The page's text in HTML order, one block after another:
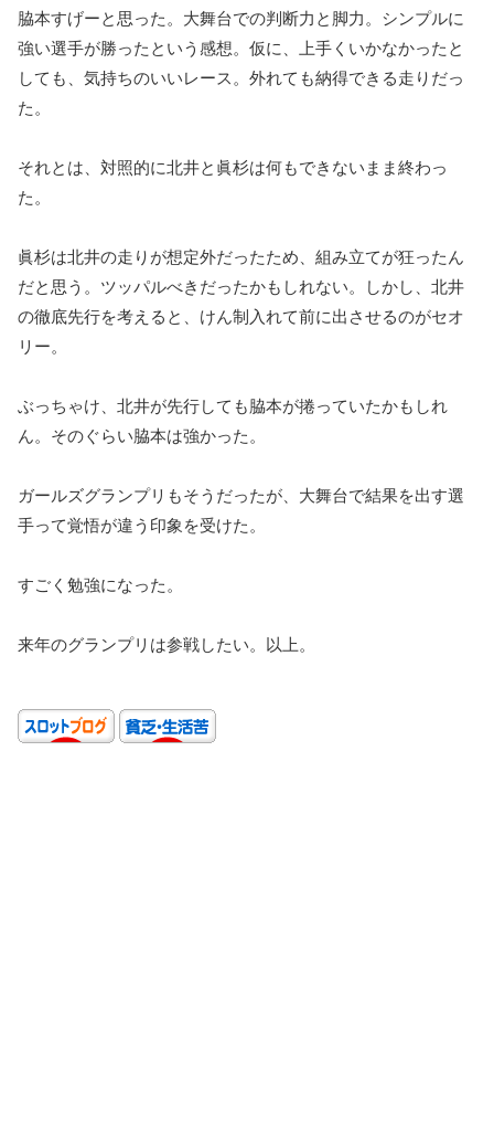
脇本すげーと思った。大舞台での判断力と脚力。シンプルに
強い選手が勝ったという感想。仮に、上手くいかなかったと
しても、気持ちのいいレース。外れても納得できる走りだっ
た。
それとは、対照的に北井と眞杉は何もできないまま終わっ
た。
眞杉は北井の走りが想定外だったため、組み立てが狂ったん
だと思う。ツッパルべきだったかもしれない。しかし、北井
の徹底先行を考えると、けん制入れて前に出させるのがセオ
リー。
ぶっちゃけ、北井が先行しても脇本が捲っていたかもしれ
ん。そのぐらい脇本は強かった。
ガールズグランプリもそうだったが、大舞台で結果を出す選
手って覚悟が違う印象を受けた。
すごく勉強になった。
来年のグランプリは参戦したい。以上。